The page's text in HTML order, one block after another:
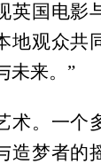
英国电影
地观众共
未来。”
术。一个
造梦者的